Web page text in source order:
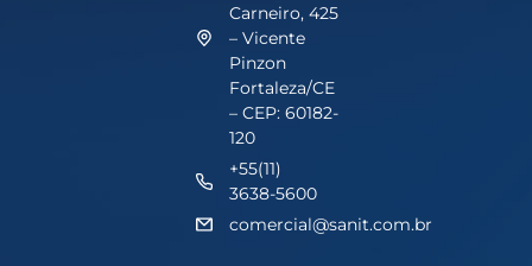
Carneiro, 425
– Vicente
Pinzon
Fortaleza/CE
– CEP: 60182-
120
+55(11)
3638-5600
comercial@sanit.com.br